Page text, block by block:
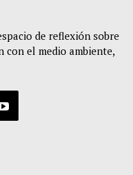
de reflexión sobre
el medio ambiente,